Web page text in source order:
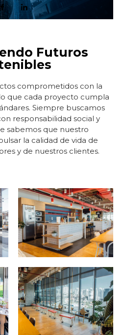
Futuros
comprometidos con la
que cada proyecto cumpla
Siempre buscamos
responsabilidad social y
sabemos que nuestro
la calidad de vida de
y de nuestros clientes.